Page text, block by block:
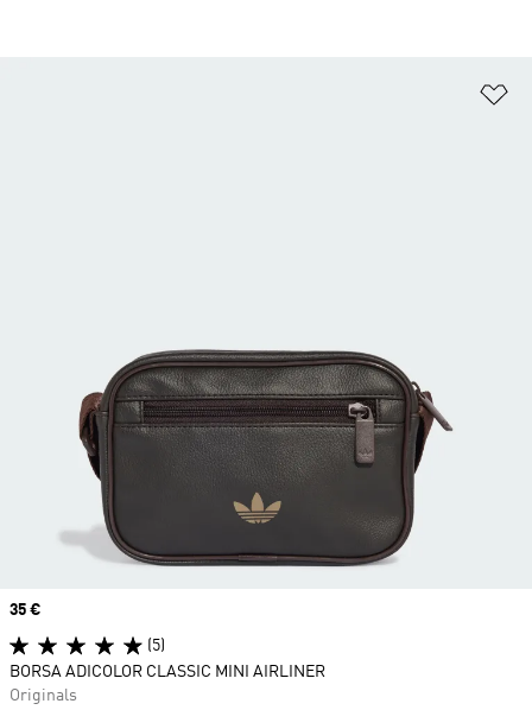
Price
35 €
(5)
BORSA ADICOLOR CLASSIC MINI AIRLINER
Originals